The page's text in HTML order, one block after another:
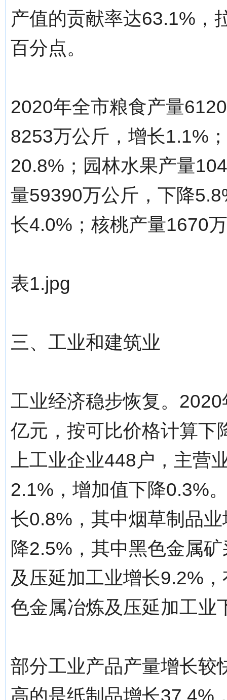
产值的贡献率达63.1%，
百分点。
2020年全市粮食产量
8253万公斤，增长1.1%
20.8%；园林水果产量
量59390万公斤，下降
长4.0%；核桃产量1670
表1.jpg
三、工业和建筑业
工业经济稳步恢复。
亿元，按可比价格计算下
上工业企业448户，主营
2.1%，增加值下降0.3%
长0.8%，其中烟草制品
降2.5%，其中黑色金属
及压延加工业增长9.2%
色金属冶炼及压延加工业
部分工业产品产量增长较
高的是纸制品增长37.4%